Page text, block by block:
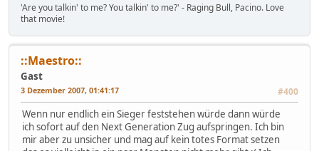
'Are you talkin' to me? You talkin' to me?' - Raging Bull, Pacino. Love
that movie!
::Maestro::
Gast
3 Dezember 2007, 01:41:17 #400
Wenn nur endlich ein Sieger feststehen würde dann würde
ich sofort auf den Next Generation Zug aufspringen. Ich bin
mir aber zu unsicher und mag auf kein totes Format setzen